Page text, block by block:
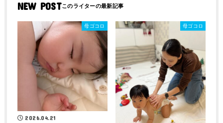
NEW POST
母ゴコロ
2026.04.21
母ゴコロ